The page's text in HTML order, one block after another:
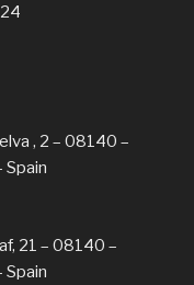
, 2 – 08140 –
Spain
21 – 08140 –
Spain